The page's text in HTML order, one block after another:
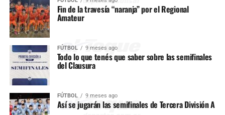
Fin de la travesía “naranja” por el Regional
Amateur
FÚTBOL 9 meses ago
Todo lo que tenés que saber sobre las semifinales
del Clausura
FÚTBOL 9 meses ago
Así se jugarán las semifinales de Tercera División A